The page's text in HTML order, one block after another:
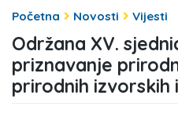
Početna Novosti Vijesti
Održana XV.
priznavanje
prirodnih izvorskih